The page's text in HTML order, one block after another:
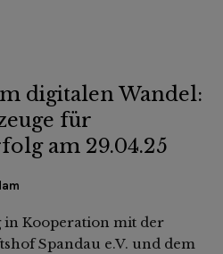
digitalen Wandel:
für
am 29.04.25
in Kooperation mit der
Spandau e.V. und dem